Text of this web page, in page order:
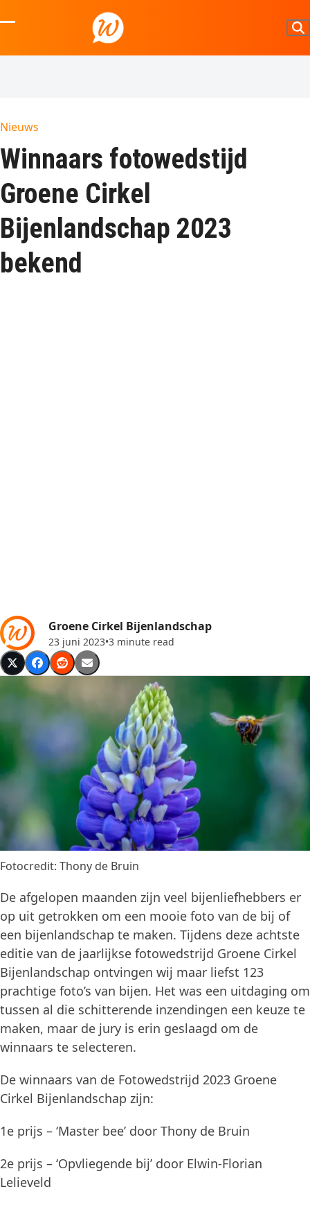
to
mobile
mobile
Nieuws
Winnaars fotowedstijd
Groene Cirkel
Bijenlandschap 2023
bekend
Groene Cirkel Bijenlandschap
23 juni 2023•3 minute read
Fotocredit: Thony de Bruin
De afgelopen maanden zijn veel bijenliefhebbers er
op uit getrokken om een mooie foto van de bij of
een bijenlandschap te maken. Tijdens deze achtste
editie van de jaarlijkse fotowedstrijd Groene Cirkel
Bijenlandschap ontvingen wij maar liefst 123
prachtige foto’s van bijen. Het was een uitdaging om
tussen al die schitterende inzendingen een keuze te
maken, maar de jury is erin geslaagd om de
winnaars te selecteren.
De winnaars van de Fotowedstrijd 2023 Groene
Cirkel Bijenlandschap zijn:
1e prijs – ‘Master bee’ door Thony de Bruin
2e prijs – ‘Opvliegende bij’ door Elwin-Florian
Lelieveld